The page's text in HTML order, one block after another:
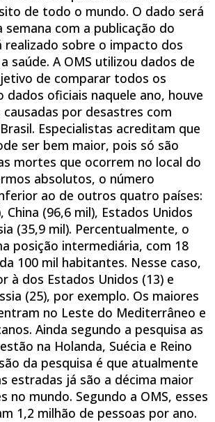
de todo o mundo. O dado será
semana com a publicação do
realizado sobre o impacto dos
saúde. A OMS utilizou dados de
de comparar todos os
dados oficiais naquele ano, houve
por desastres com
Especialistas acreditam que
ser bem maior, pois só são
mortes que ocorrem no local do
absolutos, o número
ao de outros quatro países:
China (96,6 mil), Estados Unidos
(35,9 mil). Percentualmente, o
posição intermediária, com 18
100 mil habitantes. Nesse caso,
à dos Estados Unidos (13) e
(25), por exemplo. Os maiores
no Leste do Mediterrâneo e
Ainda segundo a pesquisa as
na Holanda, Suécia e Reino
da pesquisa é que atualmente
estradas já são a décima maior
no mundo. Segundo a OMS, esses
1,2 milhão de pessoas por ano.